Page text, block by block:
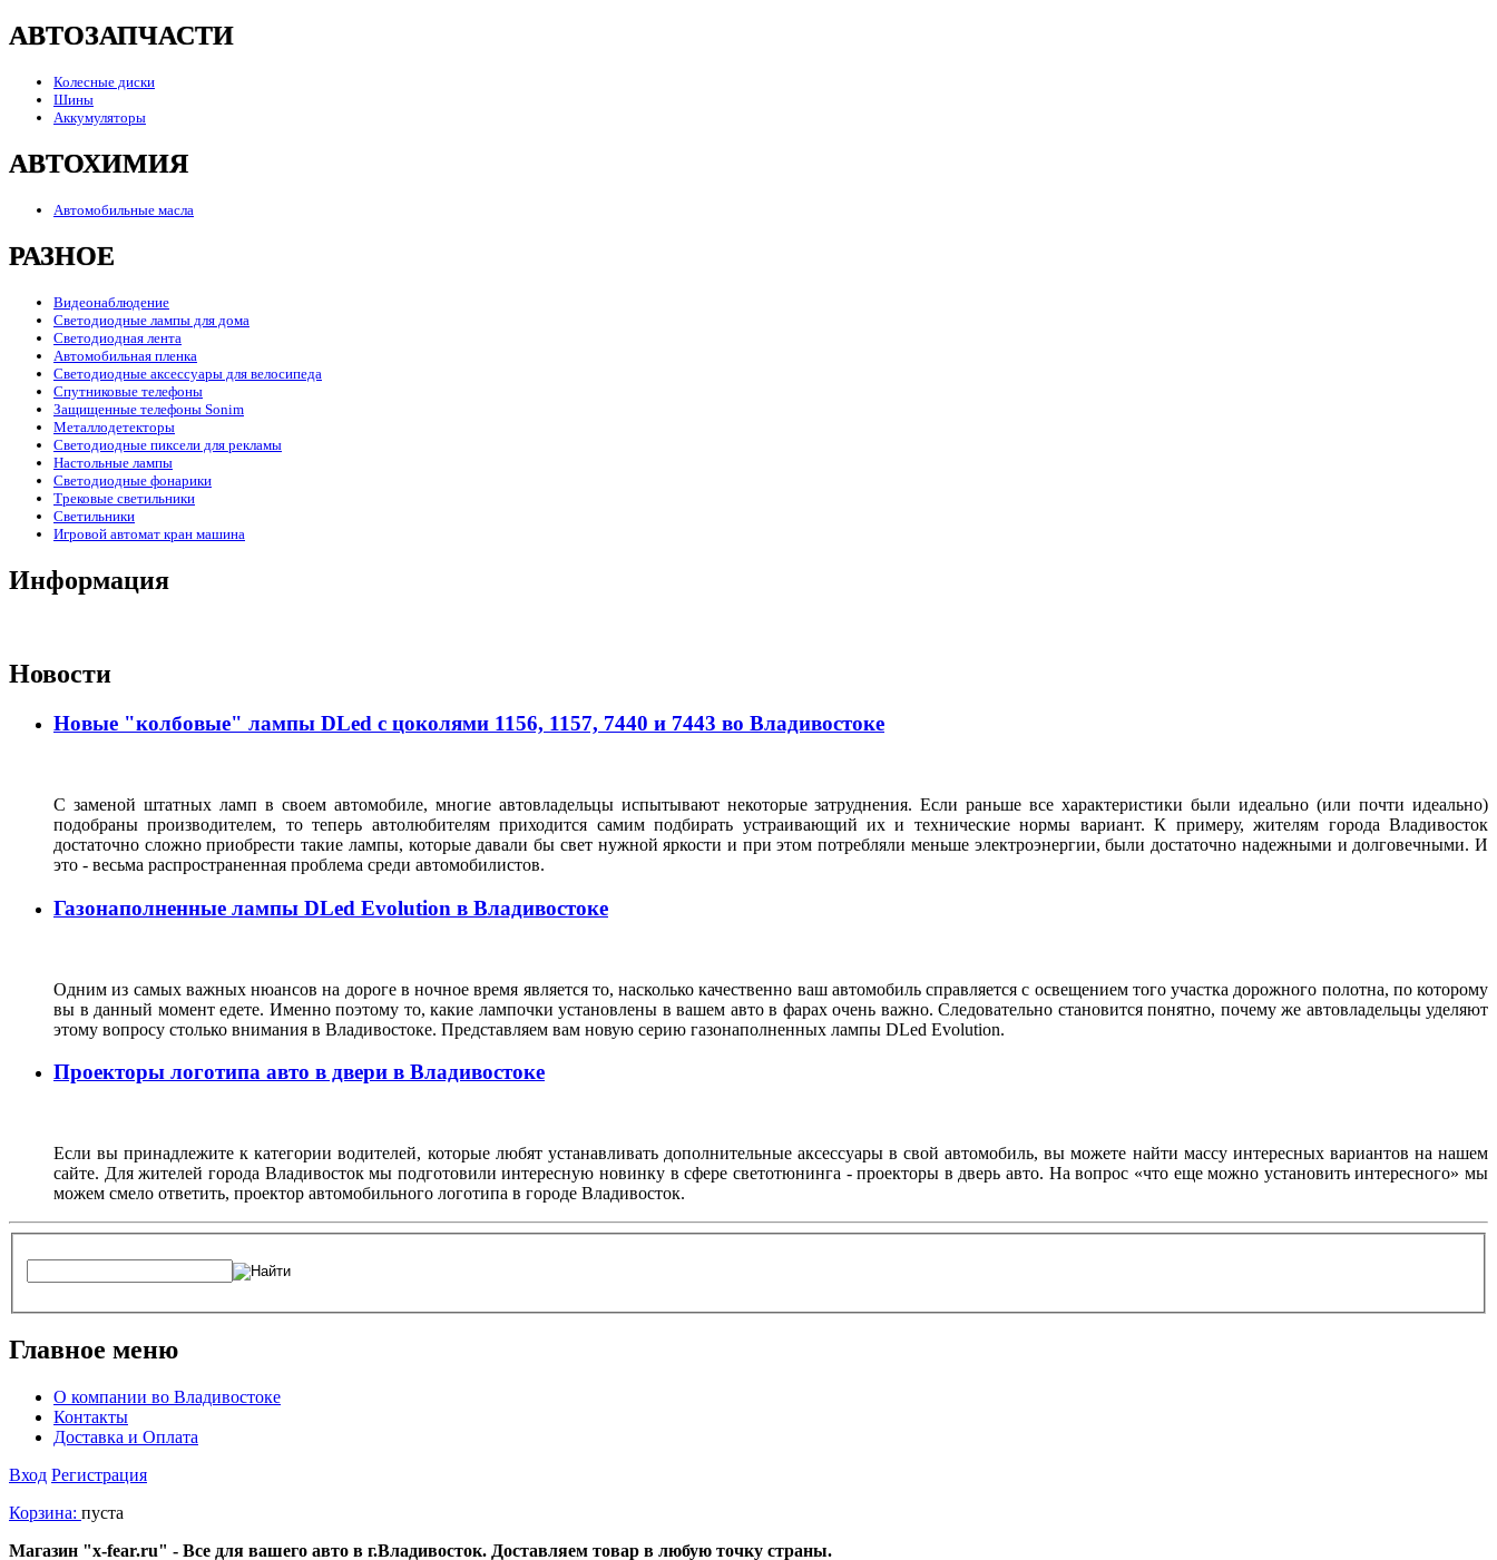
АВТОЗАПЧАСТИ
Колесные диски
Шины
Аккумуляторы
АВТОХИМИЯ
Автомобильные масла
РАЗНОЕ
Видеонаблюдение
Светодиодные лампы для дома
Светодиодная лента
Автомобильная пленка
Светодиодные аксессуары для велосипеда
Спутниковые телефоны
Защищенные телефоны Sonim
Металлодетекторы
Светодиодные пиксели для рекламы
Настольные лампы
Светодиодные фонарики
Трековые светильники
Светильники
Игровой автомат кран машина
Информация
Новости
Новые "колбовые" лампы DLed с цоколями 1156, 1157, 7440 и 7443 во Владивостоке
С заменой штатных ламп в своем автомобиле, многие автовладельцы испытывают некоторые затруднения. Если раньше все характеристики были идеально (или почти идеально)
подобраны производителем, то теперь автолюбителям приходится самим подбирать устраивающий их и технические нормы вариант. К примеру, жителям города Владивосток
достаточно сложно приобрести такие лампы, которые давали бы свет нужной яркости и при этом потребляли меньше электроэнергии, были достаточно надежными и долговечными. И
это - весьма распространенная проблема среди автомобилистов.
Газонаполненные лампы DLed Evolution в Владивостоке
Одним из самых важных нюансов на дороге в ночное время является то, насколько качественно ваш автомобиль справляется с освещением того участка дорожного полотна, по которому
вы в данный момент едете. Именно поэтому то, какие лампочки установлены в вашем авто в фарах очень важно. Следовательно становится понятно, почему же автовладельцы уделяют
этому вопросу столько внимания в Владивостоке. Представляем вам новую серию газонаполненных лампы DLed Evolution.
Проекторы логотипа авто в двери в Владивостоке
Если вы принадлежите к категории водителей, которые любят устанавливать дополнительные аксессуары в свой автомобиль, вы можете найти массу интересных вариантов на нашем
сайте. Для жителей города Владивосток мы подготовили интересную новинку в сфере светотюнинга - проекторы в дверь авто. На вопрос «что еще можно установить интересного» мы
можем смело ответить, проектор автомобильного логотипа в городе Владивосток.
Главное меню
О компании во Владивостоке
Контакты
Доставка и Оплата
Вход Регистрация
Корзина: пуста
Магазин "x-fear.ru" - Все для вашего авто в г.Владивосток. Доставляем товар в любую точку страны.